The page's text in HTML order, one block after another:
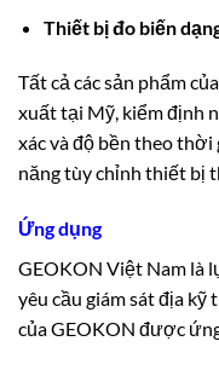
Thiết bị đo biến
Tất cả các sản phẩm
xuất tại Mỹ, kiểm định
xác và độ bền theo thời
năng tùy chỉnh thiết bị
Ứng dụng
GEOKON Việt Nam là
yêu cầu giám sát địa kỹ
của GEOKON được